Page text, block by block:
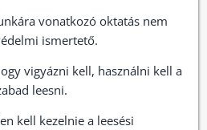
vonatkozó oktatás nem
ismertető.
vigyázni kell, használni kell a
leesni.
kell kezelnie a leesési